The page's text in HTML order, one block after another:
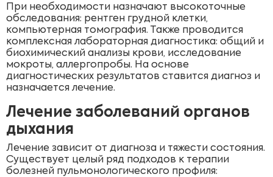
При необходимости назначают высокоточные
обследования: рентген грудной клетки,
компьютерная томография. Также проводится
комплексная лабораторная диагностика: общий и
биохимический анализы крови, исследование
мокроты, аллергопробы. На основе
диагностических результатов ставится диагноз и
назначается лечение.
Лечение заболеваний органов
дыхания
Лечение зависит от диагноза и тяжести состояния.
Существует целый ряд подходов к терапии
болезней пульмонологического профиля: